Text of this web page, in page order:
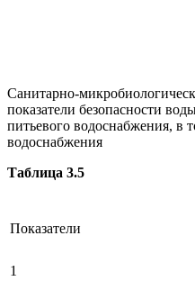
Санитарно-
показатели безопасности
питьевого водоснабжения, в
водоснабжения
Таблица 3.5
Показатели
1